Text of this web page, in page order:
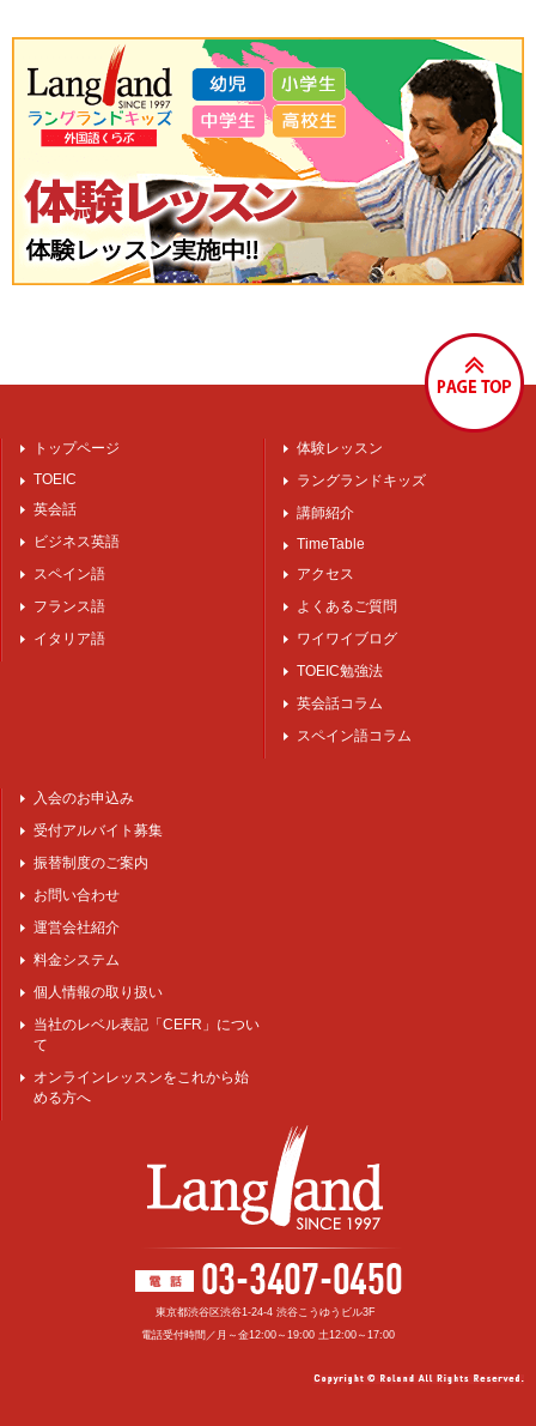
トップページ
TOEIC
英会話
ビジネス英語
スペイン語
フランス語
イタリア語
体験レッスン
ラングランドキッズ
講師紹介
TimeTable
アクセス
よくあるご質問
ワイワイブログ
TOEIC勉強法
英会話コラム
スペイン語コラム
入会のお申込み
受付アルバイト募集
振替制度のご案内
お問い合わせ
運営会社紹介
料金システム
個人情報の取り扱い
当社のレベル表記「CEFR」につい
て
オンラインレッスンをこれから始
める方へ
東京都渋谷区渋谷1-24-4 渋谷こうゆうビル3F
電話受付時間／月～金12:00～19:00 土12:00～17:00